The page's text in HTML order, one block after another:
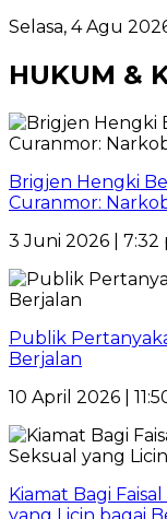
Selasa, 4 Agu
HUKUM &
Brigjen Hengki
Curanmor:
3 Juni 2026 | 7:32
Publik
Berjalan
10 April 2026 |
Kiamat Bagi
yang Licin bagai